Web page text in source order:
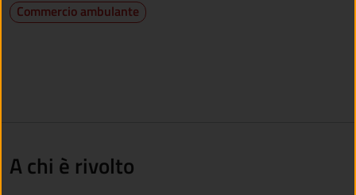
Commercio ambulante
A chi è rivolto